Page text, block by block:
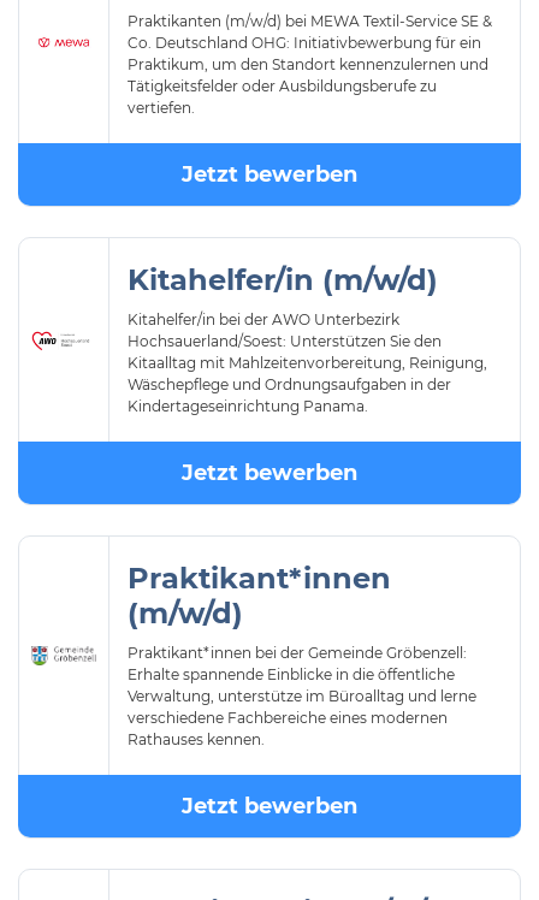
Praktikanten (m/w/d) bei MEWA Textil-Service SE &
Co. Deutschland OHG: Initiativbewerbung für ein
Praktikum, um den Standort kennenzulernen und
Tätigkeitsfelder oder Ausbildungsberufe zu
vertiefen.
Jetzt bewerben
Kitahelfer/in (m/w/d)
Kitahelfer/in bei der AWO Unterbezirk
Hochsauerland/Soest: Unterstützen Sie den
Kitaalltag mit Mahlzeitenvorbereitung, Reinigung,
Wäschepflege und Ordnungsaufgaben in der
Kindertageseinrichtung Panama.
Jetzt bewerben
Praktikant*innen
(m/w/d)
Praktikant*innen bei der Gemeinde Gröbenzell:
Erhalte spannende Einblicke in die öffentliche
Verwaltung, unterstütze im Büroalltag und lerne
verschiedene Fachbereiche eines modernen
Rathauses kennen.
Jetzt bewerben